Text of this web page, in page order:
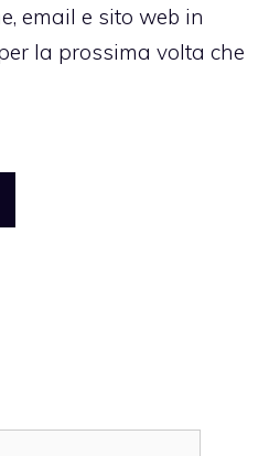
email e sito web in
la prossima volta che